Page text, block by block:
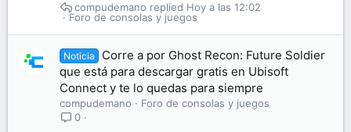
Foro de consolas y juegos
Hoy a las 12:02
compudemano
Noticia
Corre a por Ghost Recon: Future Soldier
que está para descargar gratis en Ubisoft
Connect y te lo quedas para siempre
compudemano
Foro de consolas y juegos
0